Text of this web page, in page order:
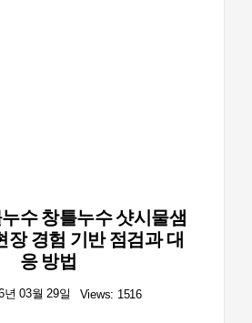
수 창틀누수 샷시물샘
장 경험 기반 점검과 대
응 방법
년 03월 29일 Views: 1516